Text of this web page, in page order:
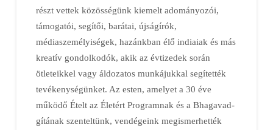
részt vettek közösségünk kiemelt adományozói,
támogatói, segítői, barátai, újságírók,
médiaszemélyiségek, hazánkban élő indiaiak és más
kreatív gondolkodók, akik az évtizedek során
ötleteikkel vagy áldozatos munkájukkal segítették
tevékenységünket. Az esten, amelyet a 30 éve
működő Ételt az Életért Programnak és a Bhagavad-
gítának szenteltünk, vendégeink megismerhették